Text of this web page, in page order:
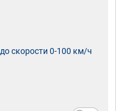
скорости 0-100 км/ч